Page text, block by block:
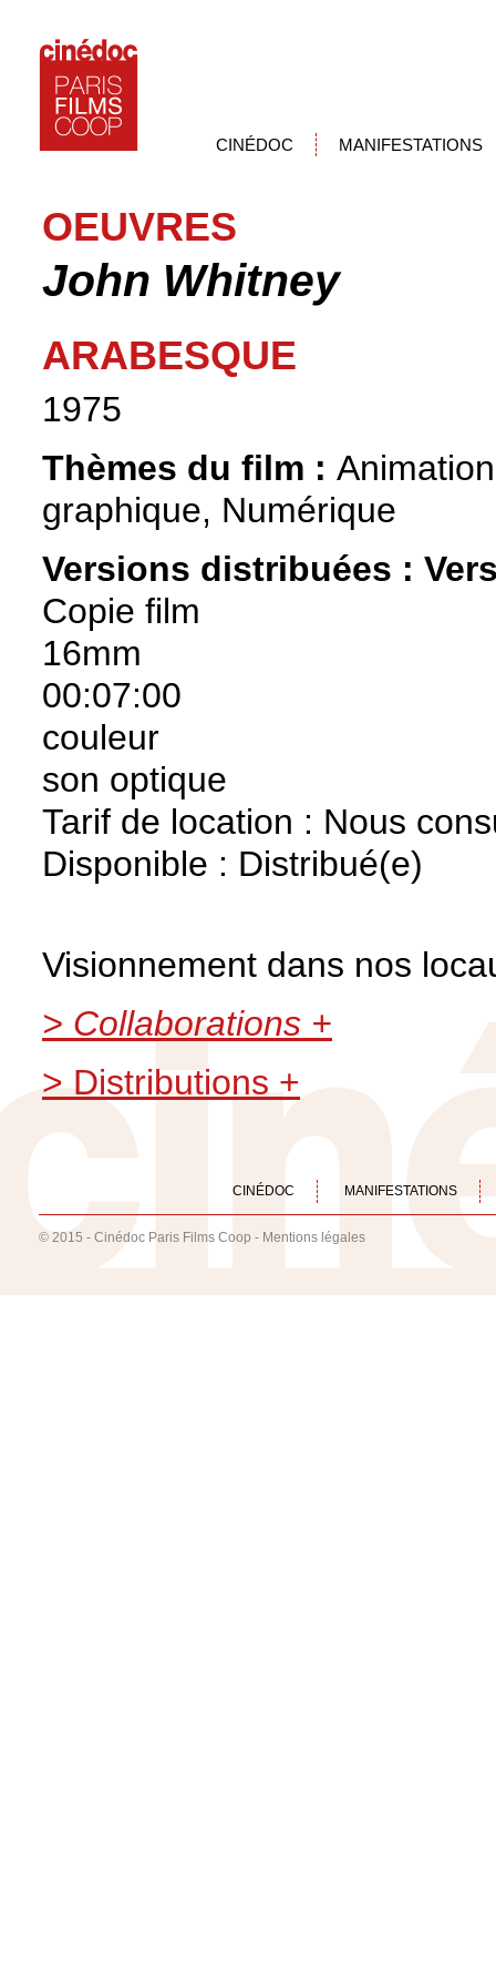
CINÉDOC MANIFESTATIONS
OEUVRES
John Whitney
ARABESQUE
1975
Thèmes du film :
graphique, Numérique
Versions distribuées :
Copie film
16mm
00:07:00
couleur
son optique
Tarif de location : Nous
Disponible : Distribué(e)
Visionnement dans nos
> Collaborations +
> Distributions +
CINÉDOC MANIFESTATIONS
© 2015 - Cinédoc Paris Films Coop - Mentions légales